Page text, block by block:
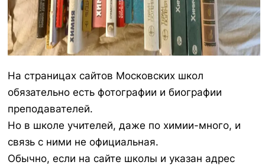
На страницах сайтов Московских школ
обязательно есть фотографии и биографии
преподавателей.
Но в школе учителей, даже по химии-много, и
связь с ними не официальная.
Обычно, если на сайте школы и указан адрес